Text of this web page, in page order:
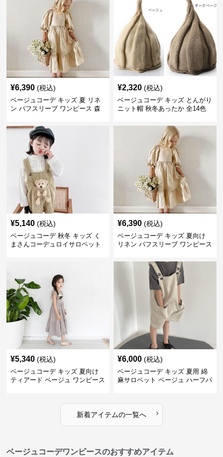
¥6,390 (税込)
ベージュコーデ キッズ 夏 リネ
ン パフスリーブ ワンピース 森
¥2,320 (税込)
ベージュコーデ キッズ とんがり
ニット帽 秋冬あったか 全14色
¥5,140 (税込)
ベージュコーデ 秋冬 キッズ く
まさんコーデュロイサロペット
¥6,390 (税込)
ベージュコーデ キッズ 夏向け
リネン パフスリーブ ワンピース
¥5,340 (税込)
ベージュコーデ キッズ 夏向け
ティアード ベージュ ワンピース
¥6,000 (税込)
ベージュコーデ キッズ 夏用 綿
麻サロペット ベージュ ハーフパ
新着アイテムの一覧へ ›
ベージュコーデワンピースのおすすめアイテム